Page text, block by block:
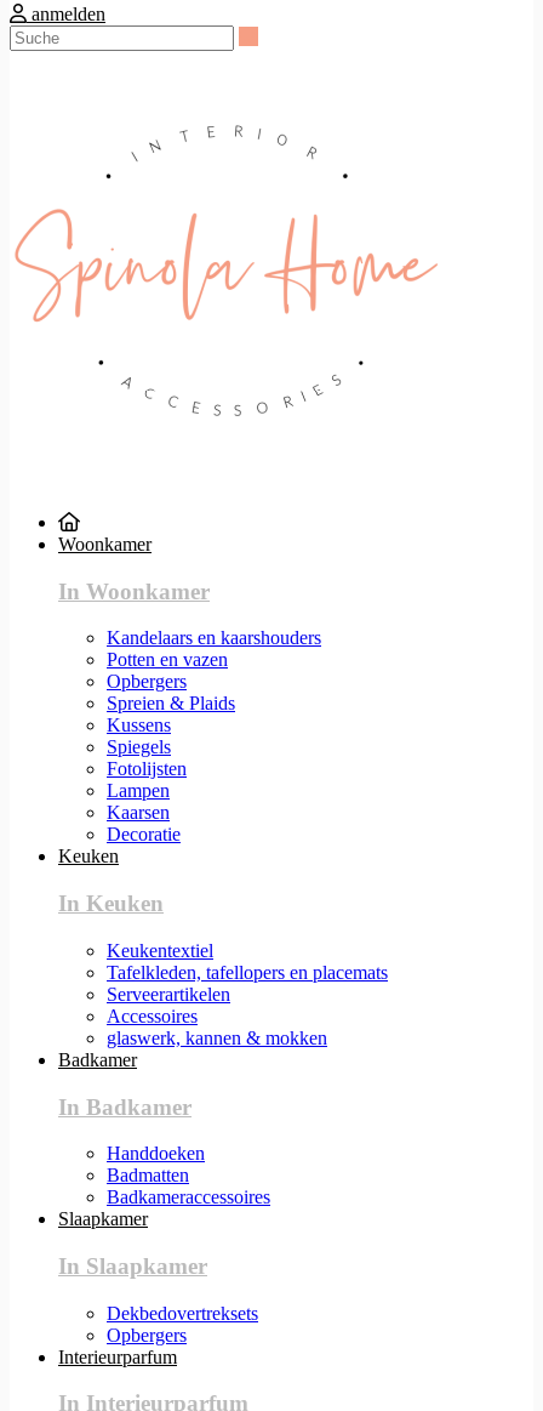
anmelden
Woonkamer
In Woonkamer
Kandelaars en kaarshouders
Potten en vazen
Opbergers
Spreien & Plaids
Kussens
Spiegels
Fotolijsten
Lampen
Kaarsen
Decoratie
Keuken
In Keuken
Keukentextiel
Tafelkleden, tafellopers en placemats
Serveerartikelen
Accessoires
glaswerk, kannen & mokken
Badkamer
In Badkamer
Handdoeken
Badmatten
Badkameraccessoires
Slaapkamer
In Slaapkamer
Dekbedovertreksets
Opbergers
Interieurparfum
In Interieurparfum